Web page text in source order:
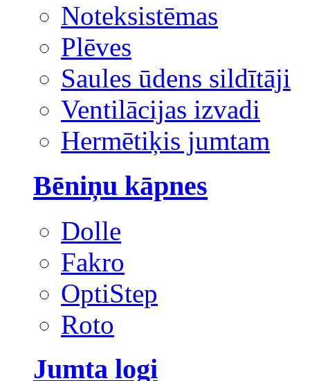
Noteksistēmas
Plēves
Saules ūdens sildītāji
Ventilācijas izvadi
Hermētiķis jumtam
Bēniņu kāpnes
Dolle
Fakro
OptiStep
Roto
Jumta logi